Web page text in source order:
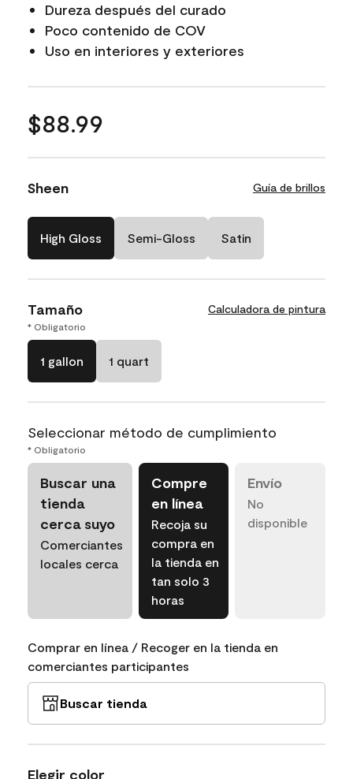
Dureza después del curado
Poco contenido de COV
Uso en interiores y exteriores
$88.99
Sheen Guía de brillos
High Gloss Semi-Gloss Satin
Tamaño Calculadora de pintura
* Obligatorio
1 gallon 1 quart
Seleccionar método de cumplimiento
* Obligatorio
Buscar una
tienda
cerca suyo
Comerciantes
locales cerca
Compre
en línea
Recoja su
compra en
la tienda en
tan solo 3
horas
Envío
No
disponible
Comprar en línea / Recoger en la tienda en
comerciantes participantes
Buscar tienda
Elegir color